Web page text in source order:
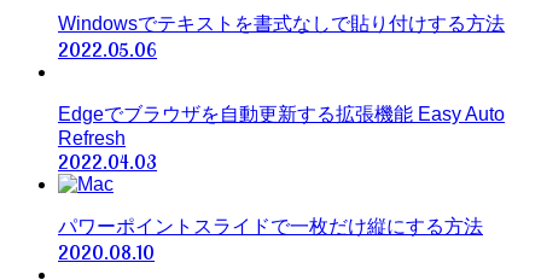
Windowsでテキストを書式なしで貼り付けする方法
2022.05.06
Edgeでブラウザを自動更新する拡張機能 Easy Auto
Refresh
2022.04.03
パワーポイントスライドで一枚だけ縦にする方法
2020.08.10